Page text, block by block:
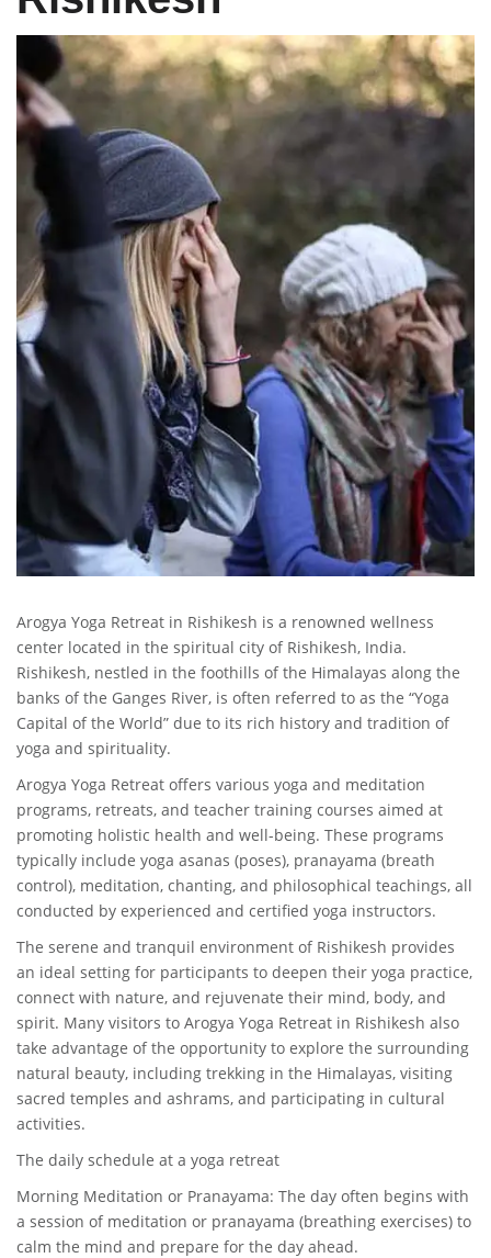
Arogya Yoga Retreat in Rishikesh is a renowned wellness
center located in the spiritual city of Rishikesh, India.
Rishikesh, nestled in the foothills of the Himalayas along the
banks of the Ganges River, is often referred to as the “Yoga
Capital of the World” due to its rich history and tradition of
yoga and spirituality.
Arogya Yoga Retreat offers various yoga and meditation
programs, retreats, and teacher training courses aimed at
promoting holistic health and well-being. These programs
typically include yoga asanas (poses), pranayama (breath
control), meditation, chanting, and philosophical teachings, all
conducted by experienced and certified yoga instructors.
The serene and tranquil environment of Rishikesh provides
an ideal setting for participants to deepen their yoga practice,
connect with nature, and rejuvenate their mind, body, and
spirit. Many visitors to Arogya Yoga Retreat in Rishikesh also
take advantage of the opportunity to explore the surrounding
natural beauty, including trekking in the Himalayas, visiting
sacred temples and ashrams, and participating in cultural
activities.
The daily schedule at a yoga retreat
Morning Meditation or Pranayama: The day often begins with
a session of meditation or pranayama (breathing exercises) to
calm the mind and prepare for the day ahead.